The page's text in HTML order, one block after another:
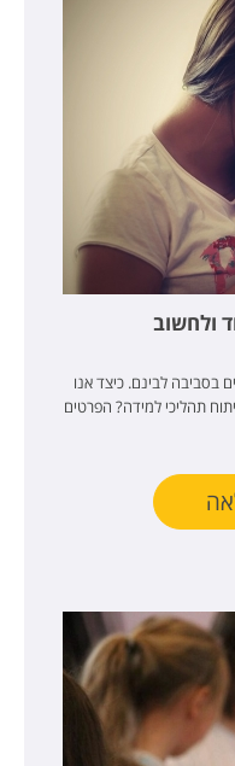
ולחשוב
בסביבה לבינם. כיצד אנו
תהליכי למידה? הפרטים